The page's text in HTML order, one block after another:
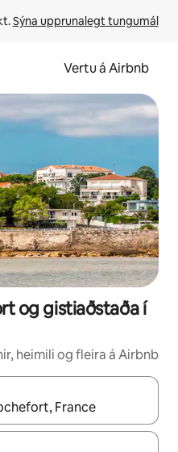
Sýna upprunalegt tungumál
Vertu á Airbnb
og gistiaðstaða í
heimili og fleira á Airbnb
nota upp og niður